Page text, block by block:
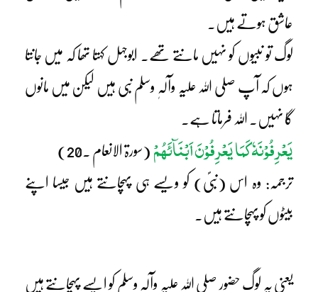
عاشق ہوتے ہیں۔
لوگ تو نبیوں کو نہیں مانتے تھے۔ ابوجہل کہتا تھا کہ میں جانتا
ہوں کہ آپ صلی اللہ علیہ وآلہٖ وسلم نبی ہیں لیکن میں مانوں
گا نہیں۔ اللہ فرماتا ہے۔
یَعْرِفُوْنَہٗ کَمَا یَعْرِفُوْنَ اَبْنَآئَہُمْ (سورۃ الانعام ۔20)
ترجمہ: وہ اس (نبیؐ) کو ویسے ہی پہچانتے ہیں جیسا اپنے
بیٹوں کو پہچانتے ہیں۔
یعنی یہ لوگ حضور صلی اللہ علیہ وآلہٖ وسلم کو ایسے پہچانتے ہیں